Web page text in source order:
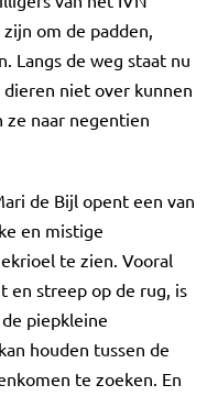
om de padden,
Langs de weg staat nu
niet over kunnen
ze naar negentien
de Bijl opent een van
en mistige
te zien. Vooral
en streep op de rug, is
piepkleine
houden tussen de
te zoeken. En